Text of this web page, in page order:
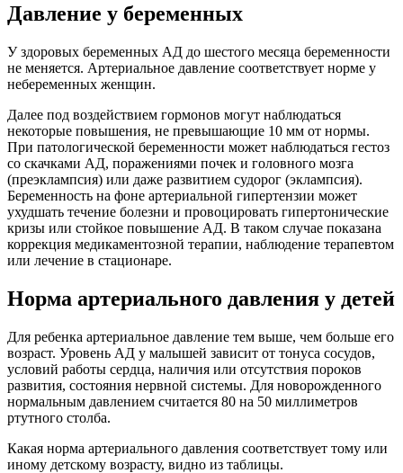
Давление у беременных
У здоровых беременных АД до шестого месяца беременности
не меняется. Артериальное давление соответствует норме у
небеременных женщин.
Далее под воздействием гормонов могут наблюдаться
некоторые повышения, не превышающие 10 мм от нормы.
При патологической беременности может наблюдаться гестоз
со скачками АД, поражениями почек и головного мозга
(преэклампсия) или даже развитием судорог (эклампсия).
Беременность на фоне артериальной гипертензии может
ухудшать течение болезни и провоцировать гипертонические
кризы или стойкое повышение АД. В таком случае показана
коррекция медикаментозной терапии, наблюдение терапевтом
или лечение в стационаре.
Норма артериального давления у детей
Для ребенка артериальное давление тем выше, чем больше его
возраст. Уровень АД у малышей зависит от тонуса сосудов,
условий работы сердца, наличия или отсутствия пороков
развития, состояния нервной системы. Для новорожденного
нормальным давлением считается 80 на 50 миллиметров
ртутного столба.
Какая норма артериального давления соответствует тому или
иному детскому возрасту, видно из таблицы.